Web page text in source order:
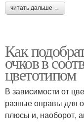
читать дальше →
Как
очков в
цветотипом
В зависимости от
разные оправы для
плюсы и, наоборот,